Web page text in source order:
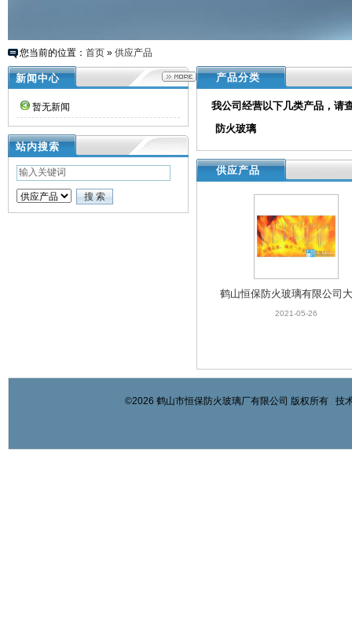
您当前的位置： 首页 » 供应产品
新闻中心
暂无新闻
站内搜索
产品分类
我公司经营以下几类产品，请
防火玻璃
供应产品
鹤山恒保防火玻璃有限公司
应防火玻璃
2021-05-26
©2026 鹤山市恒保防火玻璃厂有限公司 版权所有 技